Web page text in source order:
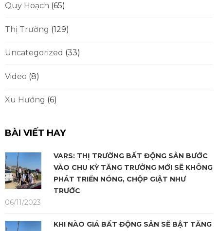
Quy Hoạch (65)
Thị Trường (129)
Uncategorized (33)
Video (8)
Xu Hướng (6)
BÀI VIẾT HAY
VARS: THỊ TRƯỜNG BẤT ĐỘNG SẢN BƯỚC
VÀO CHU KỲ TĂNG TRƯỞNG MỚI SẼ KHÔNG
PHÁT TRIỂN NÓNG, CHỘP GIẬT NHƯ
TRƯỚC
06/11/2023
KHI NÀO GIÁ BẤT ĐỘNG SẢN SẼ BẬT TĂNG